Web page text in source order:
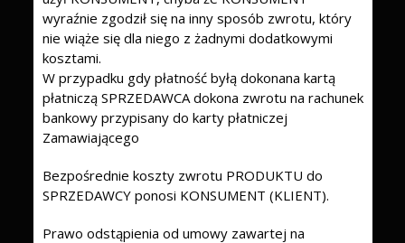
wyraźnie zgodził się na inny sposób zwrotu, który
nie wiąże się dla niego z żadnymi dodatkowymi
kosztami.
W przypadku gdy płatność byłą dokonana kartą
płatniczą SPRZEDAWCA dokona zwrotu na rachunek
bankowy przypisany do karty płatniczej
Zamawiającego
Bezpośrednie koszty zwrotu PRODUKTU do
SPRZEDAWCY ponosi KONSUMENT (KLIENT).
Prawo odstąpienia od umowy zawartej na